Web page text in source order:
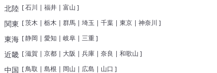
北陸 [石川 | 福井| 富山 ]
関東 [茨木 | 栃木 | 群馬| 埼玉 | 千葉| 東京| 神奈川 ]
東海[静岡 | 愛知 | 岐阜| 三重]
近畿[滋賀 | 京都| 大阪 | 兵庫| 奈良 | 和歌山 ]
中国 [鳥取 | 島根 | 岡山 | 広島 | 山口 ]